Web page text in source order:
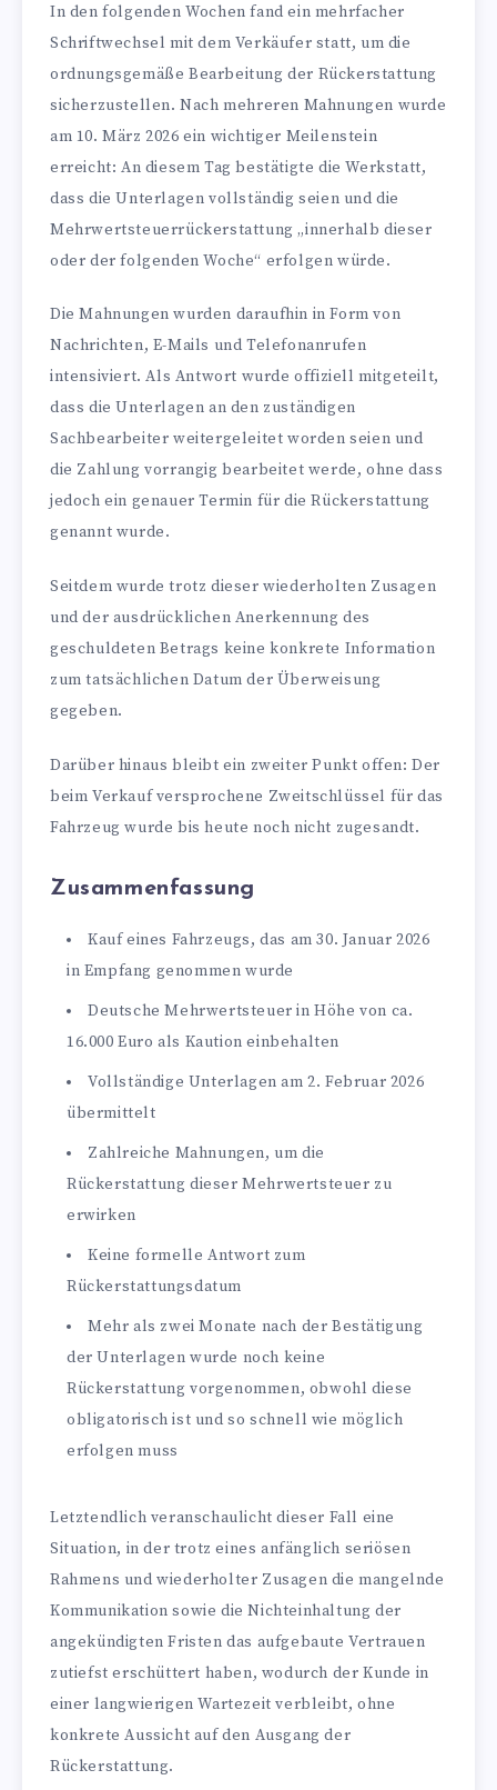
In den folgenden Wochen fand ein mehrfacher
Schriftwechsel mit dem Verkäufer statt, um die
ordnungsgemäße Bearbeitung der Rückerstattung
sicherzustellen. Nach mehreren Mahnungen wurde
am 10. März 2026 ein wichtiger Meilenstein
erreicht: An diesem Tag bestätigte die Werkstatt,
dass die Unterlagen vollständig seien und die
Mehrwertsteuerrückerstattung „innerhalb dieser
oder der folgenden Woche“ erfolgen würde.
Die Mahnungen wurden daraufhin in Form von
Nachrichten, E-Mails und Telefonanrufen
intensiviert. Als Antwort wurde offiziell mitgeteilt,
dass die Unterlagen an den zuständigen
Sachbearbeiter weitergeleitet worden seien und
die Zahlung vorrangig bearbeitet werde, ohne dass
jedoch ein genauer Termin für die Rückerstattung
genannt wurde.
Seitdem wurde trotz dieser wiederholten Zusagen
und der ausdrücklichen Anerkennung des
geschuldeten Betrags keine konkrete Information
zum tatsächlichen Datum der Überweisung
gegeben.
Darüber hinaus bleibt ein zweiter Punkt offen: Der
beim Verkauf versprochene Zweitschlüssel für das
Fahrzeug wurde bis heute noch nicht zugesandt.
Zusammenfassung
Kauf eines Fahrzeugs, das am 30. Januar 2026
in Empfang genommen wurde
Deutsche Mehrwertsteuer in Höhe von ca.
16.000 Euro als Kaution einbehalten
Vollständige Unterlagen am 2. Februar 2026
übermittelt
Zahlreiche Mahnungen, um die
Rückerstattung dieser Mehrwertsteuer zu
erwirken
Keine formelle Antwort zum
Rückerstattungsdatum
Mehr als zwei Monate nach der Bestätigung
der Unterlagen wurde noch keine
Rückerstattung vorgenommen, obwohl diese
obligatorisch ist und so schnell wie möglich
erfolgen muss
Letztendlich veranschaulicht dieser Fall eine
Situation, in der trotz eines anfänglich seriösen
Rahmens und wiederholter Zusagen die mangelnde
Kommunikation sowie die Nichteinhaltung der
angekündigten Fristen das aufgebaute Vertrauen
zutiefst erschüttert haben, wodurch der Kunde in
einer langwierigen Wartezeit verbleibt, ohne
konkrete Aussicht auf den Ausgang der
Rückerstattung.